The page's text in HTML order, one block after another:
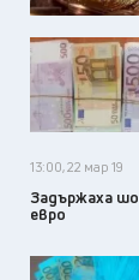
13:00, 22 мар 19
Задържаха
евро